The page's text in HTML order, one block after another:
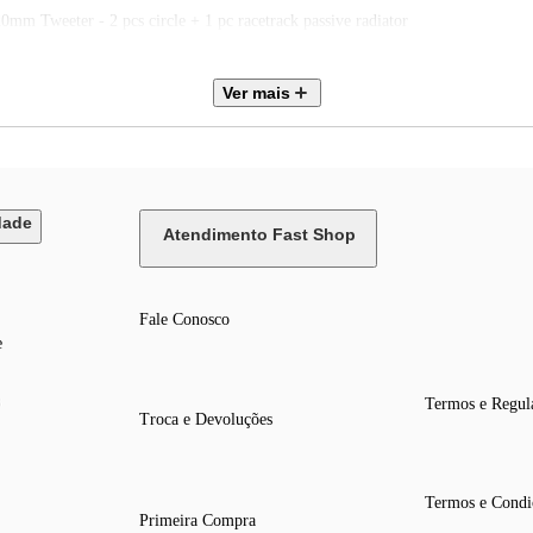
Tweeter - 2 pcs circle + 1 pc racetrack passive radiator
Ver mais
Atendimento Fast Shop
Fale Conosco
Troca e Devoluções
Primeira Compra
Termos e
Termos e